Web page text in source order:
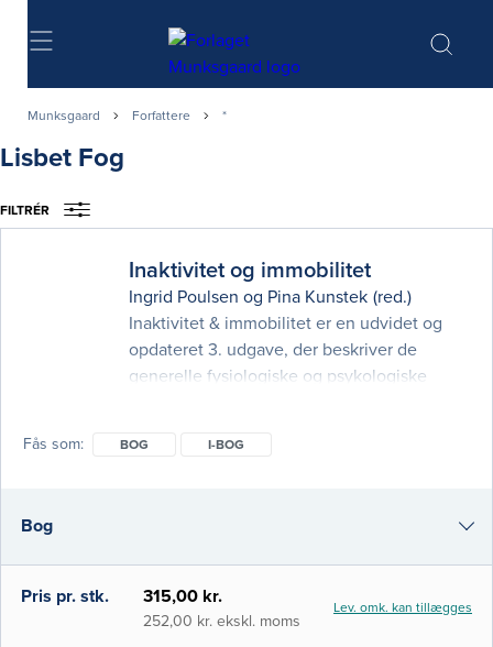
Søg
Munksgaard Forfattere *
Lisbet Fog
FILTRÉR
Inaktivitet og immobilitet
Ingrid Poulsen og Pina Kunstek (red.)
Inaktivitet & immobilitet er en udvidet og
opdateret 3. udgave, der beskriver de
generelle fysiologiske og psykologiske
opdatering og i nogle tilfælde en mere
stadig fokus på de vigtigste områder, hvor
aktivitet og mobilitet
Fås som BOG I-BOG
Bog
i-bog
Pris pr. stk. 315,00 kr.
252,00 kr. ekskl. moms
Lev. omk. kan tillægges